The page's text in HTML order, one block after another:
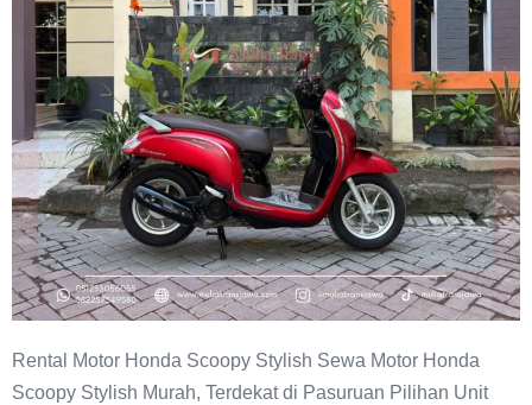
Rental Motor Honda Scoopy Stylish Sewa Motor Honda
Scoopy Stylish Murah, Terdekat di Pasuruan Pilihan Unit